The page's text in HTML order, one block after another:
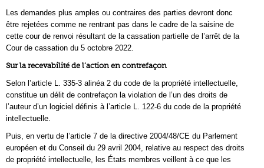
Les demandes plus amples ou contraires des parties devront donc
être rejetées comme ne rentrant pas dans le cadre de la saisine de
cette cour de renvoi résultant de la cassation partielle de l’arrêt de la
Cour de cassation du 5 octobre 2022.
Sur la recevabilité de l’action en contrefaçon
Selon l’article L. 335-3 alinéa 2 du code de la propriété intellectuelle,
constitue un délit de contrefaçon la violation de l’un des droits de
l’auteur d’un logiciel définis à l’article L. 122-6 du code de la propriété
intellectuelle.
Puis, en vertu de l’article 7 de la directive 2004/48/CE du Parlement
européen et du Conseil du 29 avril 2004, relative au respect des droits
de propriété intellectuelle, les États membres veillent à ce que les